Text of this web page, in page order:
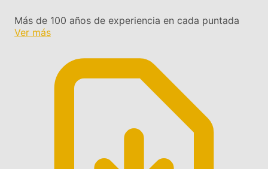
Más de 100 años de experiencia en cada puntada
Ver más